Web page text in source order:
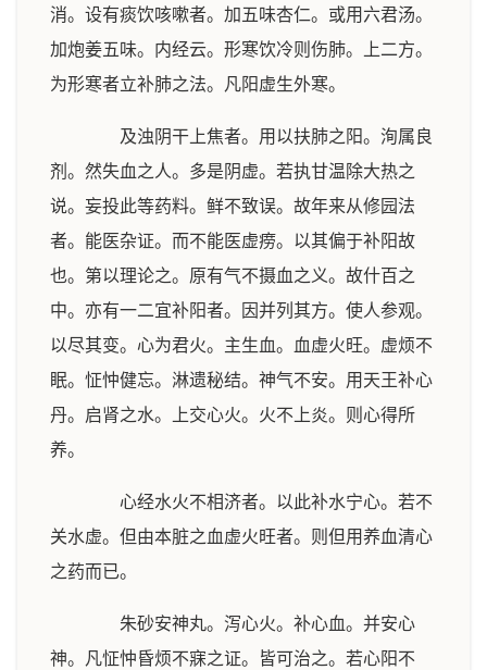
消。设有痰饮咳嗽者。加五味杏仁。或用六君汤。
加炮姜五味。内经云。形寒饮冷则伤肺。上二方。
为形寒者立补肺之法。凡阳虚生外寒。
及浊阴干上焦者。用以扶肺之阳。洵属良
剂。然失血之人。多是阴虚。若执甘温除大热之
说。妄投此等药料。鲜不致误。故年来从修园法
者。能医杂证。而不能医虚痨。以其偏于补阳故
也。第以理论之。原有气不摄血之义。故什百之
中。亦有一二宜补阳者。因并列其方。使人参观。
以尽其变。心为君火。主生血。血虚火旺。虚烦不
眠。怔忡健忘。淋遗秘结。神气不安。用天王补心
丹。启肾之水。上交心火。火不上炎。则心得所
养。
心经水火不相济者。以此补水宁心。若不
关水虚。但由本脏之血虚火旺者。则但用养血清心
之药而已。
朱砂安神丸。泻心火。补心血。并安心
神。凡怔忡昏烦不寐之证。皆可治之。若心阳不